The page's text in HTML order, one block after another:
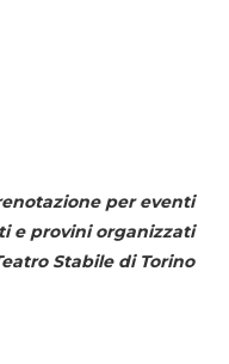
per eventi
e provini organizzati
Stabile di Torino